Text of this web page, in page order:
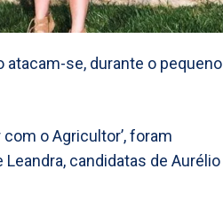
atacam-se, durante o pequeno
o Agricultor’, foram
candidatas de Aurélio